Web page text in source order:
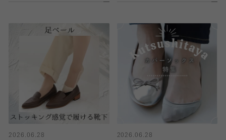
2026.06.28
2026.06.28